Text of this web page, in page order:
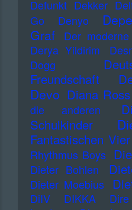
Defunkt Dekker
Go
Denyo
Graf
Der
Derya Yildirim
Dogg
Freundschaft
Devo Diana Ross
die anderen
Schulkinder
Fantastischen Vier
Rhythmus Boys
Dieter Bohlen
Dieter Moebius
DiIV DIKKA